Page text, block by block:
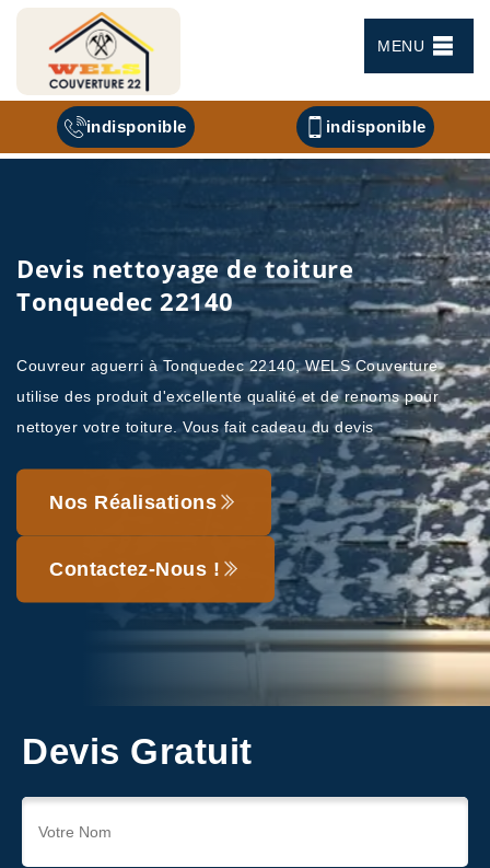
MENU
indisponible indisponible
Devis nettoyage de toiture
Tonquedec 22140
Couvreur aguerri à Tonquedec 22140, WELS Couverture
utilise des produit d'excellente qualité et de renoms pour
nettoyer votre toiture. Vous fait cadeau du devis
Nos Réalisations
Contactez-Nous !
Devis Gratuit